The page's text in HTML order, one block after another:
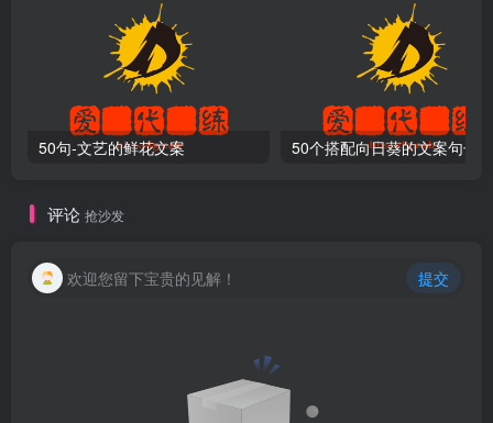
50句-文艺的鲜花文案 50个搭配向日葵的文案句子
评论 抢沙发
欢迎您留下宝贵的见解！ 提交